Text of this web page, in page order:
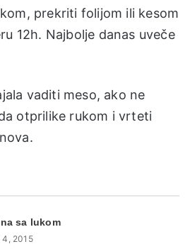
prekriti folijom ili kesom
12h. Najbolje danas uveče
vaditi meso, ako ne
otprilike rukom i vrteti
sa lukom
4, 2015